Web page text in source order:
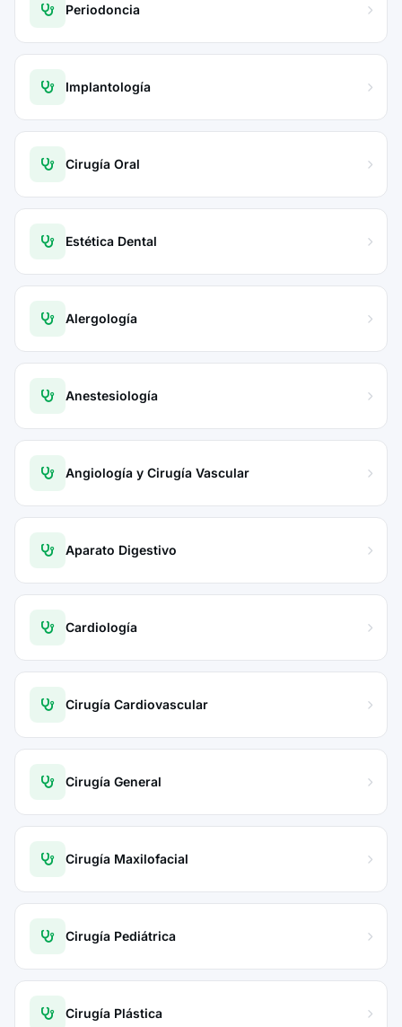
Periodoncia
Implantología
Cirugía Oral
Estética Dental
Alergología
Anestesiología
Angiología y Cirugía Vascular
Aparato Digestivo
Cardiología
Cirugía Cardiovascular
Cirugía General
Cirugía Maxilofacial
Cirugía Pediátrica
Cirugía Plástica